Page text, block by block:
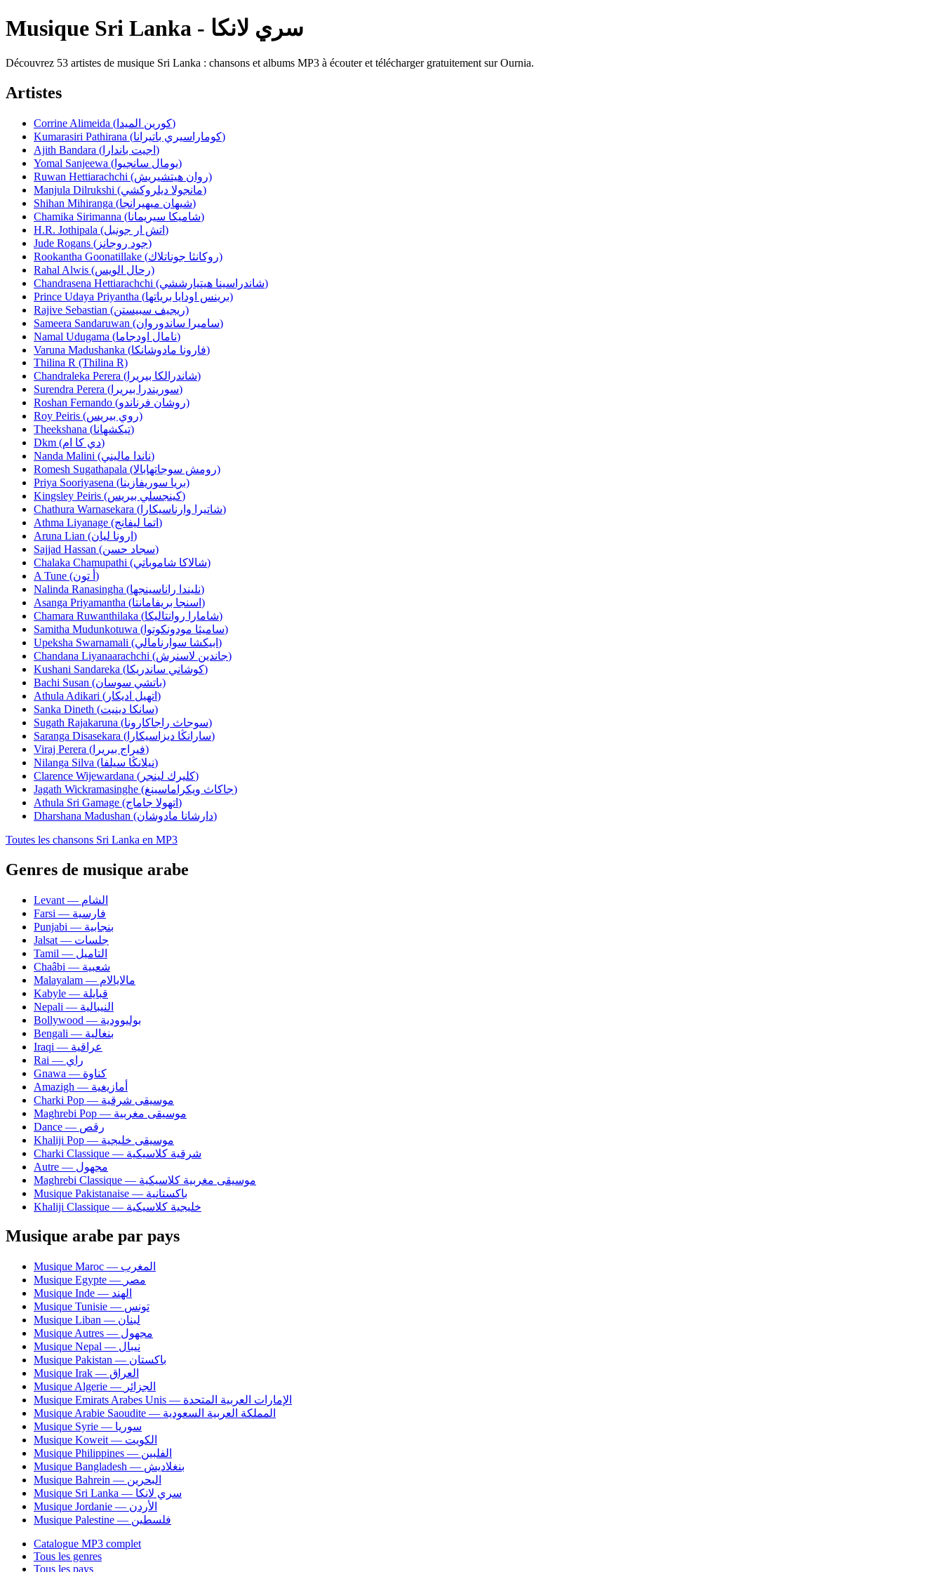
Musique Sri Lanka - سري لانكا
Découvrez 53 artistes de musique Sri Lanka : chansons et albums MP3 à écouter et télécharger gratuitement sur Ournia.
Artistes
Corrine Alimeida (كورين الميدا)
Kumarasiri Pathirana (كوماراسيري باتيرانا)
Ajith Bandara (اجيت باندارا)
Yomal Sanjeewa (يومال سانجيوا)
Ruwan Hettiarachchi (روان هيتشيريش)
Manjula Dilrukshi (مانجولا ديلروكشي)
Shihan Mihiranga (شيهان ميهيرانجا)
Chamika Sirimanna (شاميكا سيريمانا)
H.R. Jothipala (اتش ار جونبل)
Jude Rogans (جود روجانز)
Rookantha Goonatillake (روكانثا جوناتلاك)
Rahal Alwis (رحال الويس)
Chandrasena Hettiarachchi (شاندراسينا هيتيارششي)
Prince Udaya Priyantha (برينس اودايا برياتها)
Rajive Sebastian (ريجيف سبيستن)
Sameera Sandaruwan (ساميرا ساندوروان)
Namal Udugama (نامال اودجاما)
Varuna Madushanka (فارونا مادوشانكا)
Thilina R (Thilina R)
Chandraleka Perera (شاندرالكا بيريرا)
Surendra Perera (سوريندرا بيريرا)
Roshan Fernando (روشان فرناندو)
Roy Peiris (روي بيريس)
Theekshana (تيكشهانا)
Dkm (دي كا ام)
Nanda Malini (ناندا ماليني)
Romesh Sugathapala (رومش سوجاتهابالا)
Priya Sooriyasena (بريا سوريفازينا)
Kingsley Peiris (كينجسلي بيريس)
Chathura Warnasekara (شاتيرا وارناسيكارا)
Athma Liyanage (اتما ليفانج)
Aruna Lian (ارونا ليان)
Sajjad Hassan (سجاد حسن)
Chalaka Chamupathi (شالاكا شاموباتي)
A Tune (أ تون)
Nalinda Ranasingha (نليندا راناسينجها)
Asanga Priyamantha (اسنجا بريفامانتا)
Chamara Ruwanthilaka (شامارا روانتاليكا)
Samitha Mudunkotuwa (ساميثا مودونكوتوا)
Upeksha Swarnamali (ابيكشا سوارنامالي)
Chandana Liyanaarachchi (جاندين لاسنرش)
Kushani Sandareka (كوشاني ساندريكا)
Bachi Susan (باتشي سوسان)
Athula Adikari (اتهيل اديكار)
Sanka Dineth (سانكا دينيت)
Sugath Rajakaruna (سوجاث راجاكارونا)
Saranga Disasekara (سارانڭا ديزاسيكارا)
Viraj Perera (فيراج بيريرا)
Nilanga Silva (نيلانڭا سيلفا)
Clarence Wijewardana (كليرك لينجر)
Jagath Wickramasinghe (جاكاث ويكراماسينغ)
Athula Sri Gamage (اتهولا جاماج)
Dharshana Madushan (دارشانا مادوشان)
Toutes les chansons Sri Lanka en MP3
Genres de musique arabe
Levant — الشام
Farsi — فارسية
Punjabi — بنجابية
Jalsat — جلسات
Tamil — التاميل
Chaâbi — شعبية
Malayalam — مالايالام
Kabyle — قبايلة
Nepali — النيبالية
Bollywood — بوليوودية
Bengali — بنغالية
Iraqi — عراقية
Rai — راي
Gnawa — كناوة
Amazigh — أمازيغية
Charki Pop — موسيقى شرقية
Maghrebi Pop — موسيقى مغربية
Dance — رقص
Khaliji Pop — موسيقى خليجية
Charki Classique — شرقية كلاسيكية
Autre — مجهول
Maghrebi Classique — موسيقى مغربية كلاسيكية
Musique Pakistanaise — باكستانية
Khaliji Classique — خليجية كلاسيكية
Musique arabe par pays
Musique Maroc — المغرب
Musique Egypte — مصر
Musique Inde — الهند
Musique Tunisie — تونس
Musique Liban — لبنان
Musique Autres — مجهول
Musique Nepal — نيبال
Musique Pakistan — باكستان
Musique Irak — العراق
Musique Algerie — الجزائر
Musique Emirats Arabes Unis — الإمارات العربية المتحدة
Musique Arabie Saoudite — المملكة العربية السعودية
Musique Syrie — سوريا
Musique Koweit — الكويت
Musique Philippines — الفلبين
Musique Bangladesh — بنغلاديش
Musique Bahrein — البحرين
Musique Sri Lanka — سري لانكا
Musique Jordanie — الأردن
Musique Palestine — فلسطين
Catalogue MP3 complet
Tous les genres
Tous les pays